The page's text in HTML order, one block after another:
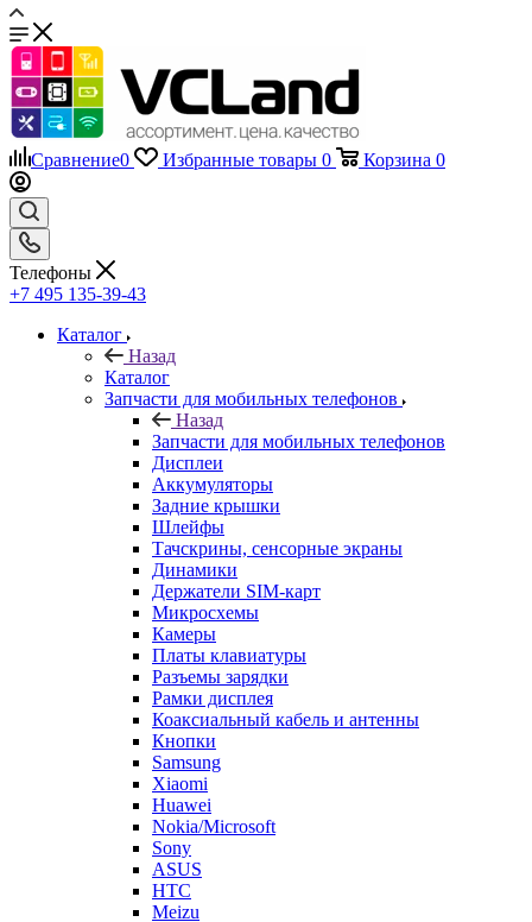
Сравнение0 Избранные товары 0 Корзина 0
Телефоны
+7 495 135-39-43
Каталог
Назад
Каталог
Запчасти для мобильных телефонов
Назад
Запчасти для мобильных телефонов
Дисплеи
Аккумуляторы
Задние крышки
Шлейфы
Тачскрины, сенсорные экраны
Динамики
Держатели SIM-карт
Микросхемы
Камеры
Платы клавиатуры
Разъемы зарядки
Рамки дисплея
Коаксиальный кабель и антенны
Кнопки
Samsung
Xiaomi
Huawei
Nokia/Microsoft
Sony
ASUS
HTC
Meizu